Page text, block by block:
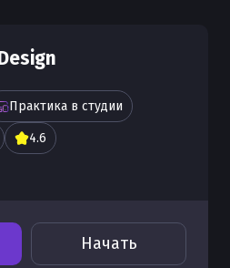
Практика в студии
4.6
Начать